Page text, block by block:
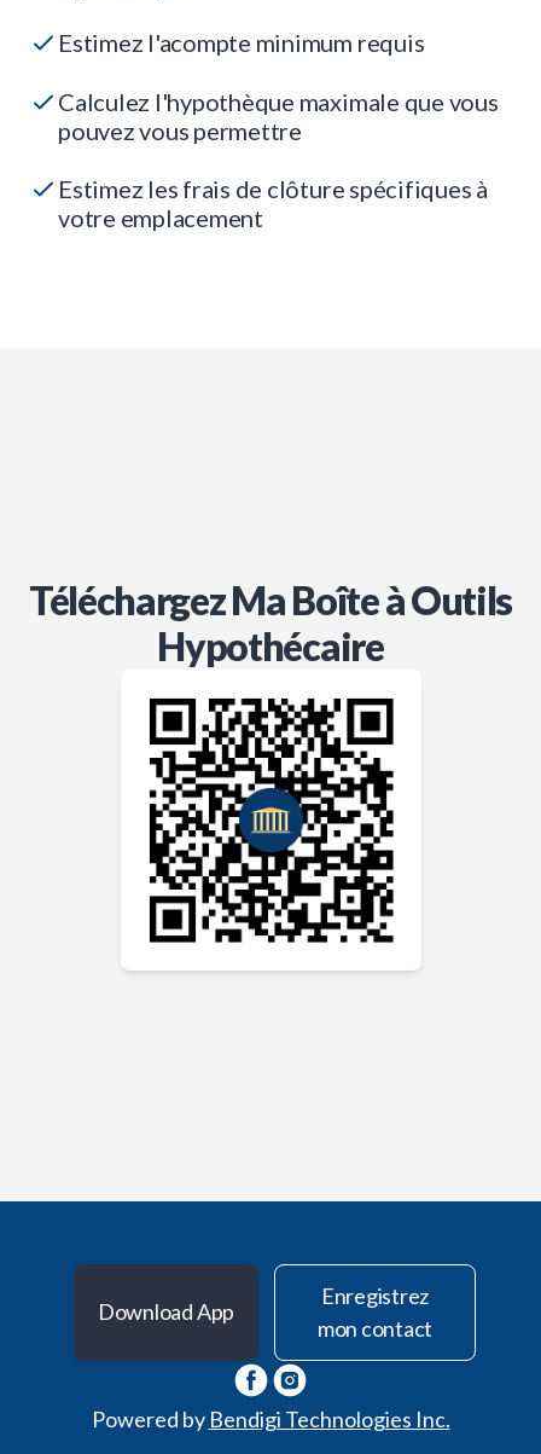
Estimez l'acompte minimum requis
Calculez l'hypothèque maximale que vous
pouvez vous permettre
Estimez les frais de clôture spécifiques à
votre emplacement
Téléchargez Ma Boîte à Outils
Hypothécaire
Download App
Enregistrez
mon contact
Powered by Bendigi Technologies Inc.